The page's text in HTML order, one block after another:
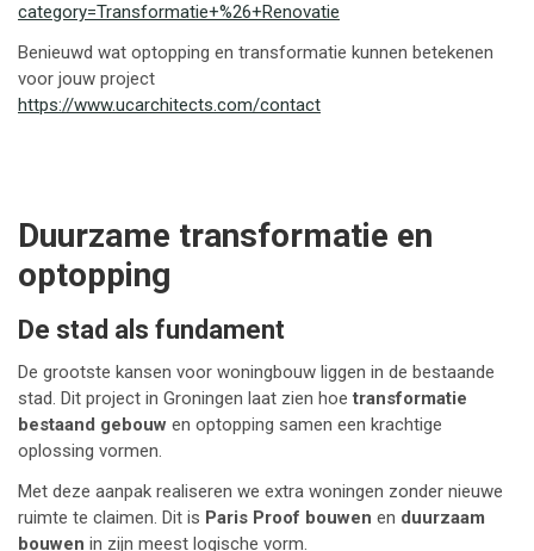
category=Transformatie+%26+Renovatie
Benieuwd wat optopping en transformatie kunnen betekenen
voor jouw project
https://www.ucarchitects.com/contact
Duurzame transformatie en
optopping
De stad als fundament
De grootste kansen voor woningbouw liggen in de bestaande
stad. Dit project in Groningen laat zien hoetransformatie
bestaand gebouw en optopping samen een krachtige
oplossing vormen.
Met deze aanpak realiseren we extra woningen zonder nieuwe
ruimte te claimen. Dit is Paris Proof bouwen en duurzaam
bouwen in zijn meest logische vorm.